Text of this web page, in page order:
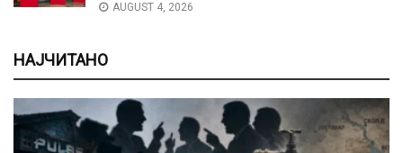
AUGUST 4, 2026
НАЈЧИТАНО